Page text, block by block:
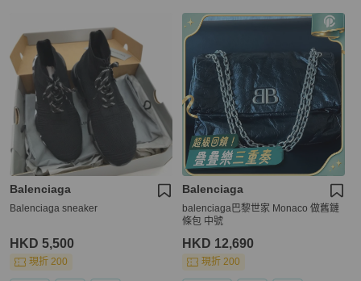
Balenciaga
Balenciaga sneaker
HKD 5,500
現折 200
Balenciaga
balenciaga巴黎世家 Monaco 做舊鏈
條包 中號
HKD 12,690
現折 200